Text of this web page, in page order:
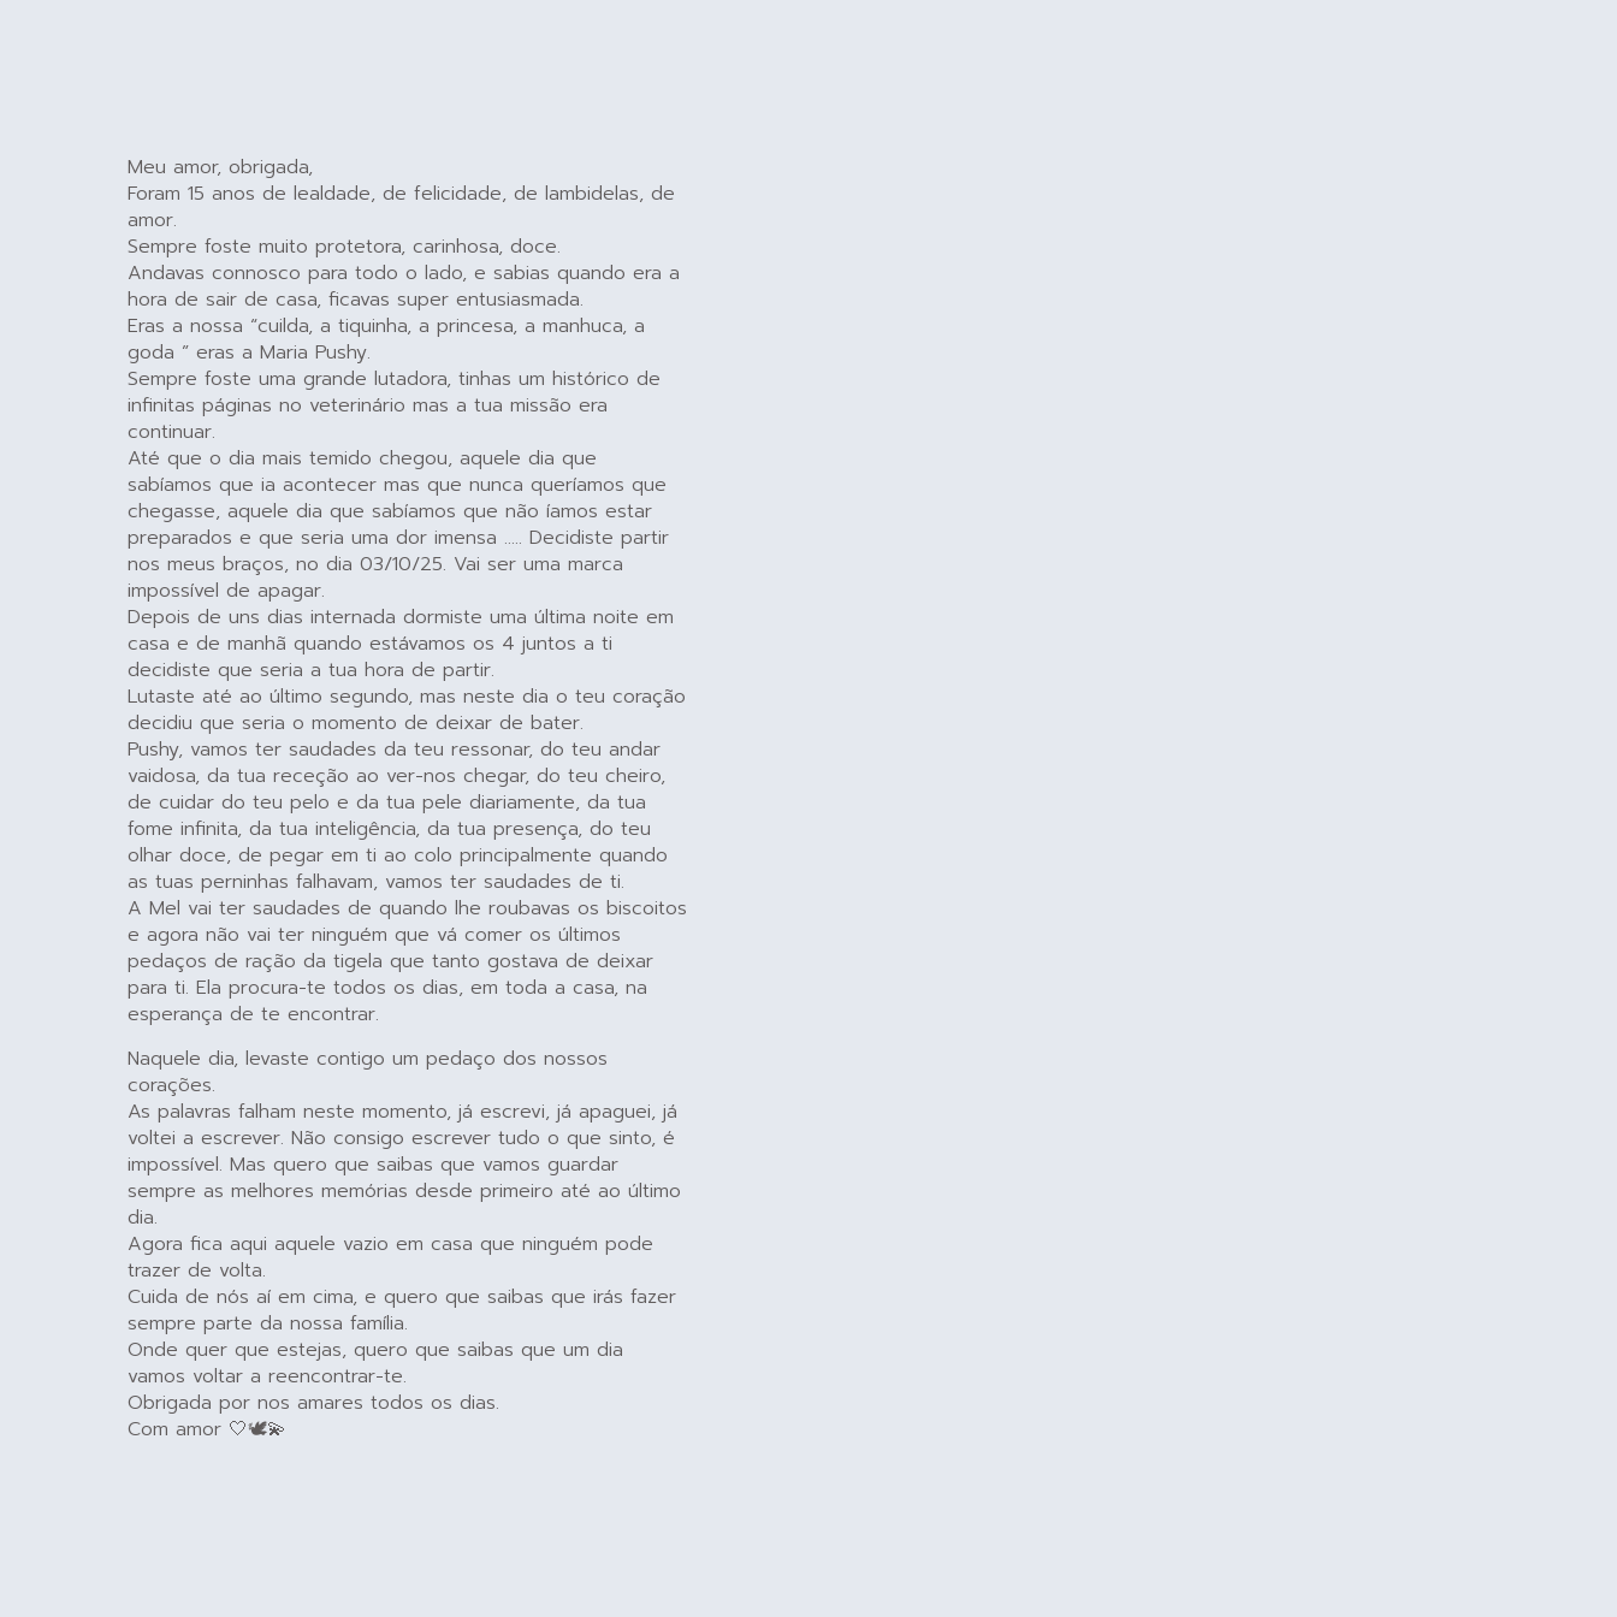
Meu amor, obrigada,
Foram 15 anos de lealdade, de felicidade, de lambidelas, de
amor.
Sempre foste muito protetora, carinhosa, doce.
Andavas connosco para todo o lado, e sabias quando era a
hora de sair de casa, ficavas super entusiasmada.
Eras a nossa “cuilda, a tiquinha, a princesa, a manhuca, a
goda ” eras a Maria Pushy.
Sempre foste uma grande lutadora, tinhas um histórico de
infinitas páginas no veterinário mas a tua missão era
continuar.
Até que o dia mais temido chegou, aquele dia que
sabíamos que ia acontecer mas que nunca queríamos que
chegasse, aquele dia que sabíamos que não íamos estar
preparados e que seria uma dor imensa ….. Decidiste partir
nos meus braços, no dia 03/10/25. Vai ser uma marca
impossível de apagar.
Depois de uns dias internada dormiste uma última noite em
casa e de manhã quando estávamos os 4 juntos a ti
decidiste que seria a tua hora de partir.
Lutaste até ao último segundo, mas neste dia o teu coração
decidiu que seria o momento de deixar de bater.
Pushy, vamos ter saudades da teu ressonar, do teu andar
vaidosa, da tua receção ao ver-nos chegar, do teu cheiro,
de cuidar do teu pelo e da tua pele diariamente, da tua
fome infinita, da tua inteligência, da tua presença, do teu
olhar doce, de pegar em ti ao colo principalmente quando
as tuas perninhas falhavam, vamos ter saudades de ti.
A Mel vai ter saudades de quando lhe roubavas os biscoitos
e agora não vai ter ninguém que vá comer os últimos
pedaços de ração da tigela que tanto gostava de deixar
para ti. Ela procura-te todos os dias, em toda a casa, na
esperança de te encontrar.
Naquele dia, levaste contigo um pedaço dos nossos
corações.
As palavras falham neste momento, já escrevi, já apaguei, já
voltei a escrever. Não consigo escrever tudo o que sinto, é
impossível. Mas quero que saibas que vamos guardar
sempre as melhores memórias desde primeiro até ao último
dia.
Agora fica aqui aquele vazio em casa que ninguém pode
trazer de volta.
Cuida de nós aí em cima, e quero que saibas que irás fazer
sempre parte da nossa família.
Onde quer que estejas, quero que saibas que um dia
vamos voltar a reencontrar-te.
Obrigada por nos amares todos os dias.
Com amor 🤍🕊️💫